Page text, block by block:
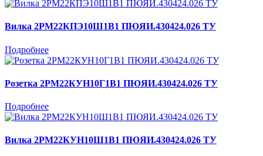
Вилка 2РМ22КПЭ10Ш1В1 ПЮЯИ.430424.026 ТУ
Подробнее
Розетка 2РМ22КУН10Г1В1 ПЮЯИ.430424.026 ТУ
Подробнее
Вилка 2РМ22КУН10Ш1В1 ПЮЯИ.430424.026 ТУ